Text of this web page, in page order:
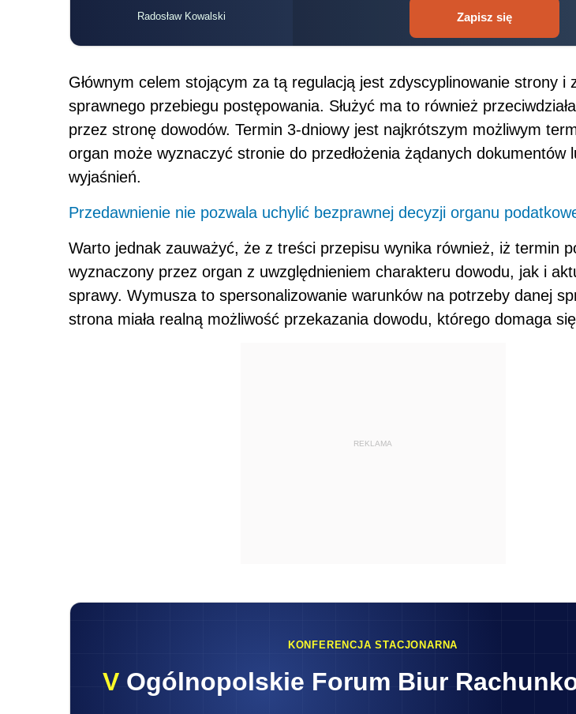
Radosław Kowalski Zapisz się
Głównym celem stojącym za tą regulacją jest zdyscyplinowanie strony i
sprawnego przebiegu postępowania. Służyć ma to również
przez stronę dowodów. Termin 3-dniowy jest najkrótszym możliwym
organ może wyznaczyć stronie do przedłożenia żądanych dokumentów
wyjaśnień.
Przedawnienie nie pozwala uchylić bezprawnej decyzji organu
Warto jednak zauważyć, że z treści przepisu wynika również, iż termin
wyznaczony przez organ z uwzględnieniem charakteru dowodu, jak i
sprawy. Wymusza to spersonalizowanie warunków na potrzeby danej
strona miała realną możliwość przekazania dowodu, którego domaga
REKLAMA
KONFERENCJA STACJONARNA
V Ogólnopolskie Forum Biur